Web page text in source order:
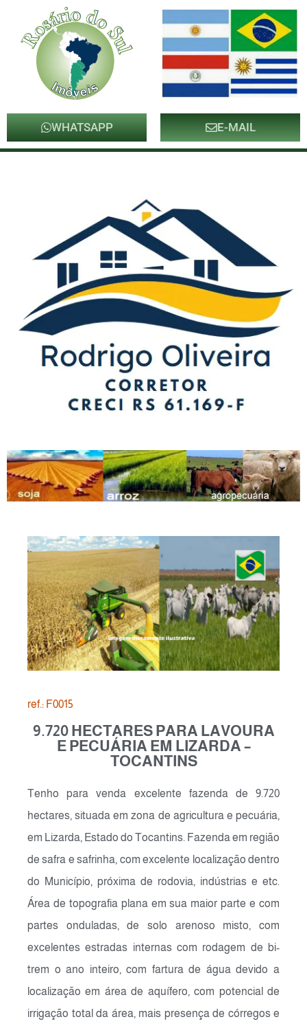
WHATSAPP E-MAIL
ref.: F0015
9.720 HECTARES PARA LAVOURA
E PECUÁRIA EM LIZARDA –
TOCANTINS
Tenho para venda excelente fazenda de 9.720
hectares, situada em zona de agricultura e pecuária,
em Lizarda, Estado do Tocantins. Fazenda em região
de safra e safrinha, com excelente localização dentro
do Município, próxima de rodovia, indústrias e etc.
Área de topografia plana em sua maior parte e com
partes onduladas, de solo arenoso misto, com
excelentes estradas internas com rodagem de bi-
trem o ano inteiro, com fartura de água devido a
localização em área de aquífero, com potencial de
irrigação total da área, mais presença de córregos e